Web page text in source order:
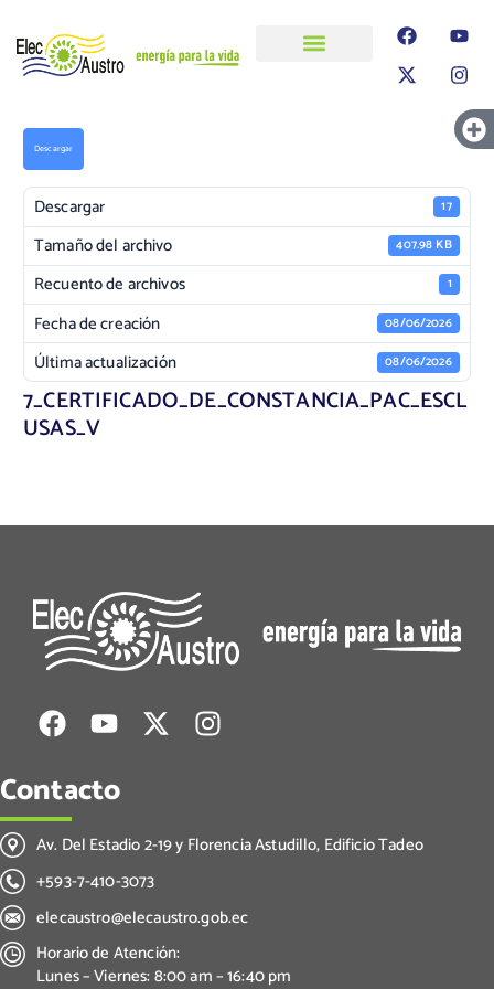
Descargar
Descargar 17
Tamaño del archivo 407.98 KB
Recuento de archivos 1
Fecha de creación 08/06/2026
Última actualización 08/06/2026
7_CERTIFICADO_DE_CONSTANCIA_PAC_ESCL
USAS_V
Contacto
Av. Del Estadio 2-19 y Florencia Astudillo, Edificio Tadeo
+593-7-410-3073
elecaustro@elecaustro.gob.ec
Horario de Atención:
Lunes – Viernes: 8:00 am – 16:40 pm